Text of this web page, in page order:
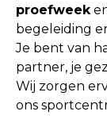
proefweek
begeleiding
Je bent van
partner, je
Wij zorgen
ons